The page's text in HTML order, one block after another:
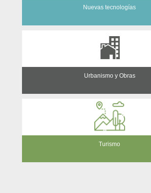
Nuevas tecnologías
Urbanismo y Obras
Turismo